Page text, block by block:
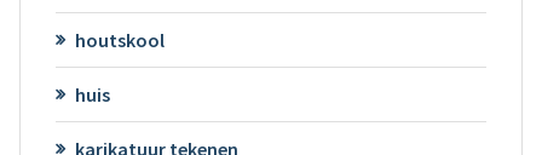
houtskool
huis
karikatuur tekenen